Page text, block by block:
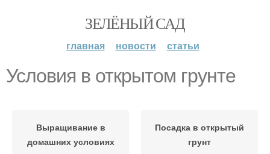
ЗЕЛЁНЫЙ САД
главная новости статьи
Условия в открытом грунте
Выращивание в
домашних условиях
Посадка в открытый
грунт